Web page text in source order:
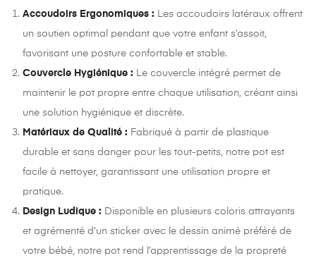
Accoudoirs Ergonomiques : Les accoudoirs latéraux offrent
un soutien optimal pendant que votre enfant s’assoit,
favorisant une posture confortable et stable.
Couvercle Hygiénique : Le couvercle intégré permet de
maintenir le pot propre entre chaque utilisation, créant ainsi
une solution hygiénique et discrète.
Matériaux de Qualité : Fabriqué à partir de plastique
durable et sans danger pour les tout-petits, notre pot est
facile à nettoyer, garantissant une utilisation propre et
pratique.
Design Ludique : Disponible en plusieurs coloris attrayants
et agrémenté d’un sticker avec le dessin animé préféré de
votre bébé, notre pot rend l’apprentissage de la propreté